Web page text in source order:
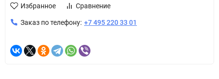
Избранное Сравнение
Заказ по телефону: +7 495 220 33 01